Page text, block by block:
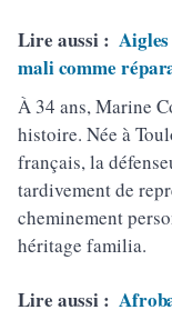
Lire aussi :
mali comme
À 34 ans, Marine
histoire. Née à
français, la
tardivement de
cheminement
héritage familia.
Lire aussi :